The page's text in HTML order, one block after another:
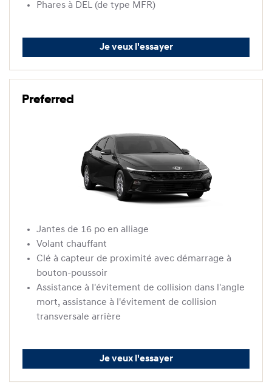
Phares à DEL (de type MFR)
Je veux l'essayer
Preferred
Jantes de 16 po en alliage
Volant chauffant
Clé à capteur de proximité avec démarrage à
bouton-poussoir
Assistance à l'évitement de collision dans l'angle
mort, assistance à l'évitement de collision
transversale arrière
Je veux l'essayer